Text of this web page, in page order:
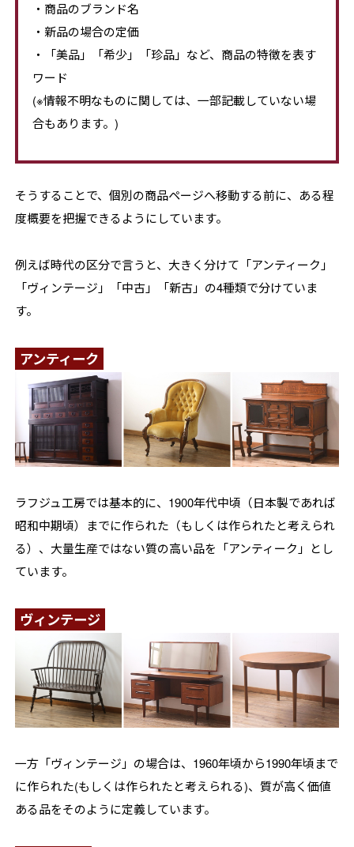
・商品のブランド名
・新品の場合の定価
・「美品」「希少」「珍品」など、商品の特徴を表す
ワード
(※情報不明なものに関しては、一部記載していない場
合もあります。)
そうすることで、個別の商品ページへ移動する前に、ある程
度概要を把握できるようにしています。
例えば時代の区分で言うと、大きく分けて「アンティーク」
「ヴィンテージ」「中古」「新古」の4種類で分けていま
す。
アンティーク
ラフジュ工房では基本的に、1900年代中頃（日本製であれば
昭和中期頃）までに作られた（もしくは作られたと考えられ
る）、大量生産ではない質の高い品を「アンティーク」とし
ています。
ヴィンテージ
一方「ヴィンテージ」の場合は、1960年頃から1990年頃まで
に作られた(もしくは作られたと考えられる)、質が高く価値
ある品をそのように定義しています。